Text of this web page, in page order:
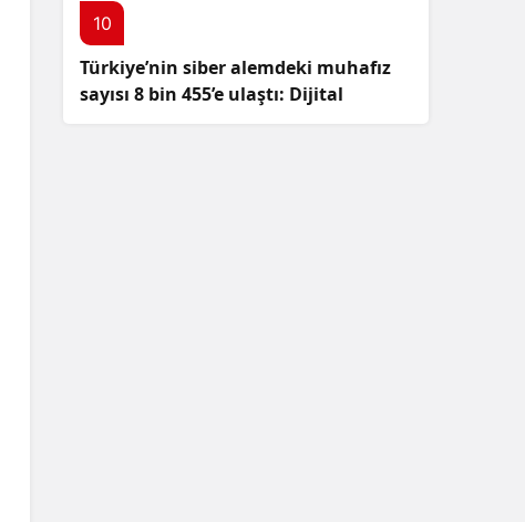
10
Türkiye’nin siber alemdeki muhafız
sayısı 8 bin 455’e ulaştı: Dijital